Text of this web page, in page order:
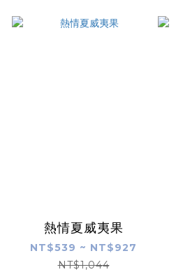
熱情夏威夷果
NT$539 ~ NT$927
NT$1,044